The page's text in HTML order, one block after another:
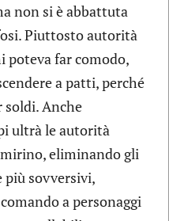
non si è abbattuta
Piuttosto autorità
poteva far comodo,
a patti, perché
soldi. Anche
ultrà le autorità
eliminando gli
sovversivi,
a personaggi